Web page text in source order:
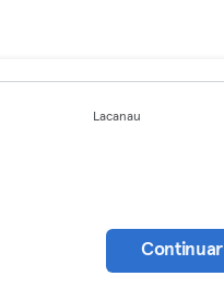
Lacanau
Continuar